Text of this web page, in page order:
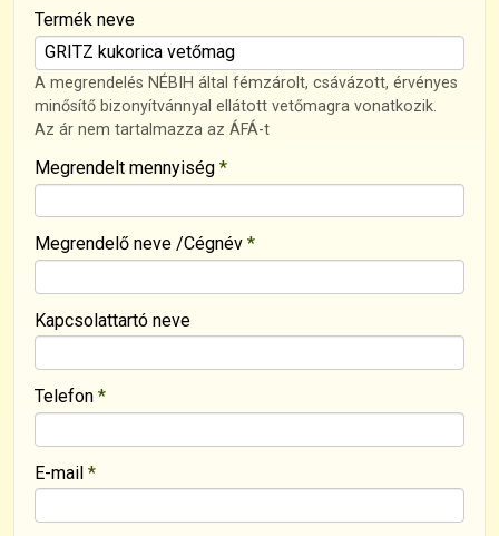
-
-
-
-
-
-
Termék neve
A megrendelés NÉBIH által fémzárolt, csávázott, érvényes
minősítő bizonyítvánnyal ellátott vetőmagra vonatkozik.
Az ár nem tartalmazza az ÁFÁ-t
Megrendelt mennyiség *
Megrendelő neve /Cégnév *
Kapcsolattartó neve
Telefon *
E-mail *